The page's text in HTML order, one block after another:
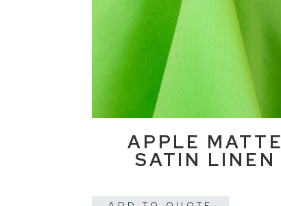
APPLE MATTE
SATIN LINEN